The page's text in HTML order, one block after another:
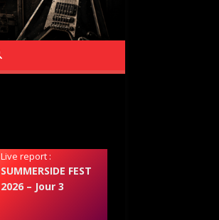
Live report :
SUMMERSIDE FEST
2026 – Jour 3